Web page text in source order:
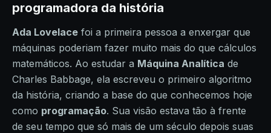
programadora da história
Ada Lovelace foi a primeira pessoa a enxergar que
máquinas poderiam fazer muito mais do que cálculos
matemáticos. Ao estudar a Máquina Analítica de
Charles Babbage, ela escreveu o primeiro algoritmo
da história, criando a base do que conhecemos hoje
como programação. Sua visão estava tão à frente
de seu tempo que só mais de um século depois suas